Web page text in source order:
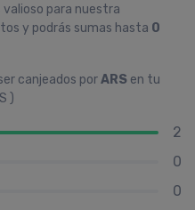
para nuestra
y podrás sumas hasta 0
canjeados porARS en tu
)
2
0
0